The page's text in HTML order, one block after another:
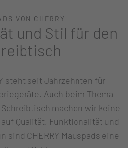
VON CHERRY
und Stil für den
steht seit Jahrzehnten für
Auch beim Thema
machen wir keine
Qualität, Funktionalität und
sind CHERRY Mauspads eine